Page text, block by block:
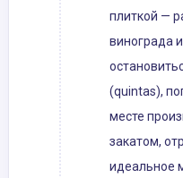
плиткой —
винограда
(quintas),
месте
закатом,
идеальное